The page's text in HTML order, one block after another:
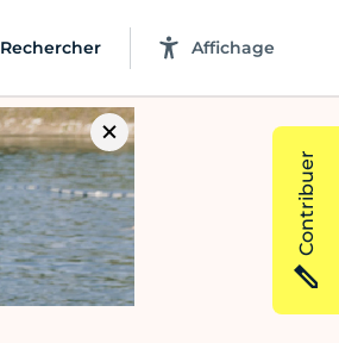
Rechercher Affichage
Contribuer